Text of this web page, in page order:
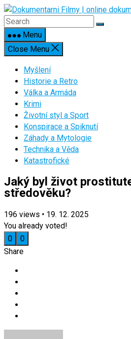
Skip
to
contentMenu
Close Menu
Myšlení
Historie a Retro
Válka a Armáda
Krimi
Životní styl a Sport
Konspirace a Spiknutí
Záhady a Mytologie
Technika a Věda
Katastrofické
Jaký byl život
středověku?
196 views • 19. 12. 2025
You already voted!
0
0
Share